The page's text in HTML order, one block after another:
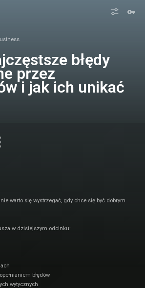
błędy
przez
i jak ich unikać
warto się wystrzegać, gdy chce się być dobrym
w dzisiejszym odcinku:
błędów
wytycznych